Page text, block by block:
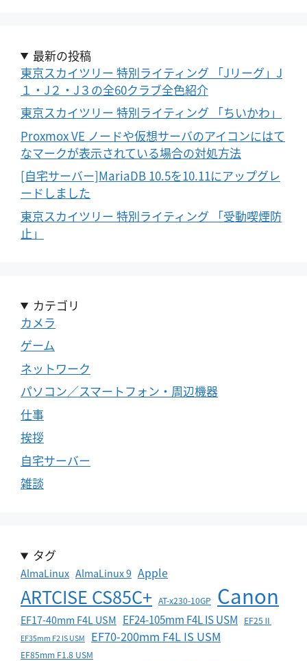
最新の投稿
東京スカイツリー 特別ライティング 「Jリーグ」J
１・J２・J３の全60クラブ全色紹介
東京スカイツリー 特別ライティング 「ちいかわ」
Proxmox VE ノードや仮想サーバのアイコンにはて
なマークが表示されている場合の対処方法
[自宅サーバー]MariaDB 10.5を10.11にアップグレ
ードしました
東京スカイツリー 特別ライティング 「受動喫煙防
止」
カテゴリ
カメラ
ゲーム
ネットワーク
パソコン／スマートフォン・周辺機器
仕事
挨拶
自宅サーバー
雑談
タグ
AlmaLinux AlmaLinux 9 Apple
ARTCISE CS85C+ AT-x230-10GP Canon
EF17-40mm F4L USM EF24-105mm F4L IS USM EF25Ⅱ
EF35mm F2 IS USM EF70-200mm F4L IS USM
EF85mm F1.8 USM